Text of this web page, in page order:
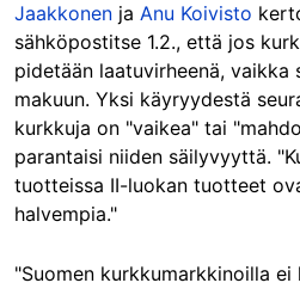
Jaakkonen ja Anu Koivisto
sähköpostitse 1.2., että jos
pidetään laatuvirheenä, vaikka
makuun. Yksi käyryydestä
kurkkuja on "vaikea" tai
parantaisi niiden säilyvyyttä.
tuotteissa II-luokan tuotteet
halvempia."
"Suomen kurkkumarkkinoilla